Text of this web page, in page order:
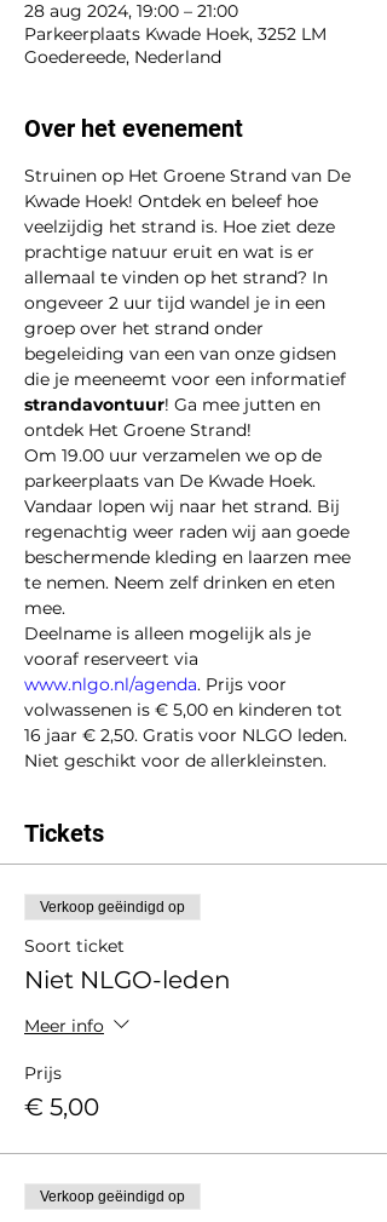
28 aug 2024, 19:00 – 21:00
Parkeerplaats Kwade Hoek, 3252 LM
Goedereede, Nederland
Over het evenement
Struinen op Het Groene Strand van De
Kwade Hoek! Ontdek en beleef hoe
veelzijdig het strand is. Hoe ziet deze
prachtige natuur eruit en wat is er
allemaal te vinden op het strand? In
ongeveer 2 uur tijd wandel je in een
groep over het strand onder
begeleiding van een van onze gidsen
die je meeneemt voor een informatief
strandavontuur! Ga mee jutten en
ontdek Het Groene Strand!
Om 19.00 uur verzamelen we op de
parkeerplaats van De Kwade Hoek.
Vandaar lopen wij naar het strand. Bij
regenachtig weer raden wij aan goede
beschermende kleding en laarzen mee
te nemen. Neem zelf drinken en eten
mee.
Deelname is alleen mogelijk als je
vooraf reserveert via
www.nlgo.nl/agenda. Prijs voor
volwassenen is € 5,00 en kinderen tot
16 jaar € 2,50. Gratis voor NLGO leden.
Niet geschikt voor de allerkleinsten.
Tickets
Verkoop geëindigd op
Soort ticket
Niet NLGO-leden
Meer info
Prijs
€ 5,00
Verkoop geëindigd op